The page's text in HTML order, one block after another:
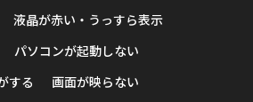
液晶が赤い・うっすら表示
パソコンが起動しない
する
画面が映らない